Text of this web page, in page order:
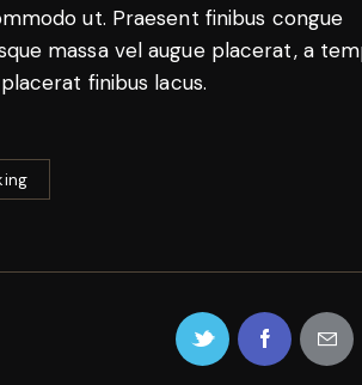
ut. Praesent finibus congue
massa vel augue placerat, a
finibus lacus.